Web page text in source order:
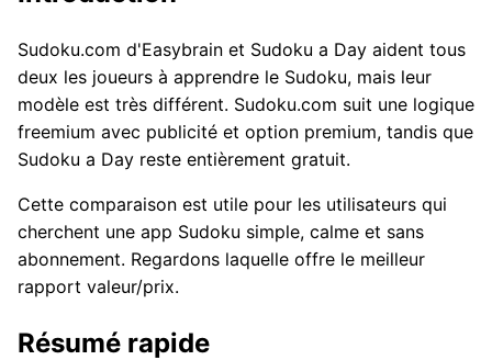
Sudoku.com d'Easybrain et Sudoku a Day aident tous
deux les joueurs à apprendre le Sudoku, mais leur
modèle est très différent. Sudoku.com suit une logique
freemium avec publicité et option premium, tandis que
Sudoku a Day reste entièrement gratuit.
Cette comparaison est utile pour les utilisateurs qui
cherchent une app Sudoku simple, calme et sans
abonnement. Regardons laquelle offre le meilleur
rapport valeur/prix.
Résumé rapide